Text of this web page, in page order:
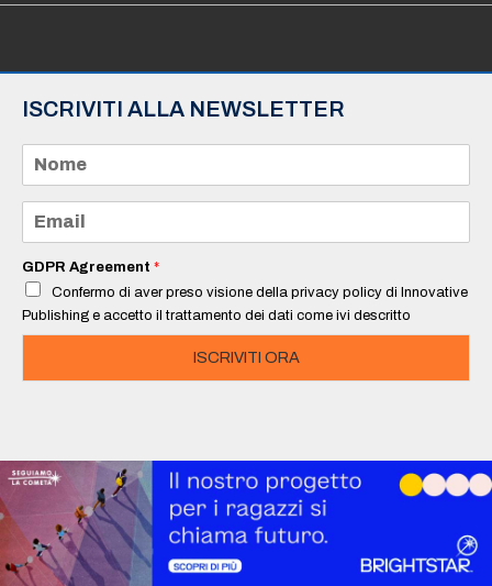
ISCRIVITI ALLA NEWSLETTER
m
e
a
i
*
GDPR Agreement *
Confermo di aver preso visione della privacy policy di Innovative
Publishing e accetto il trattamento dei dati come ivi descritto
ISCRIVITI ORA